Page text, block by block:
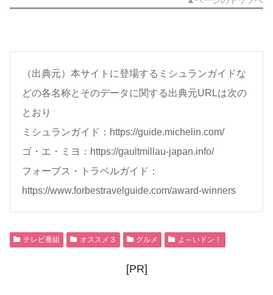
（出典元）本サイトに登場するミシュランガイドな
どの各名称とそのデータに関する出典元URLは次の
とおり
ミシュランガイド：https://guide.michelin.com/
ゴ・エ・ミヨ：https://gaultmillau-japan.info/
フォーブス・トラベルガイド：
https://www.forbestravelguide.com/award-winners
テレビ番組 オススメ３ グルメ よ～いドン！
[PR]